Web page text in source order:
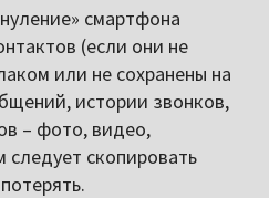
смартфона
(если они не
или не сохранены на
истории звонков,
– фото, видео,
скопировать